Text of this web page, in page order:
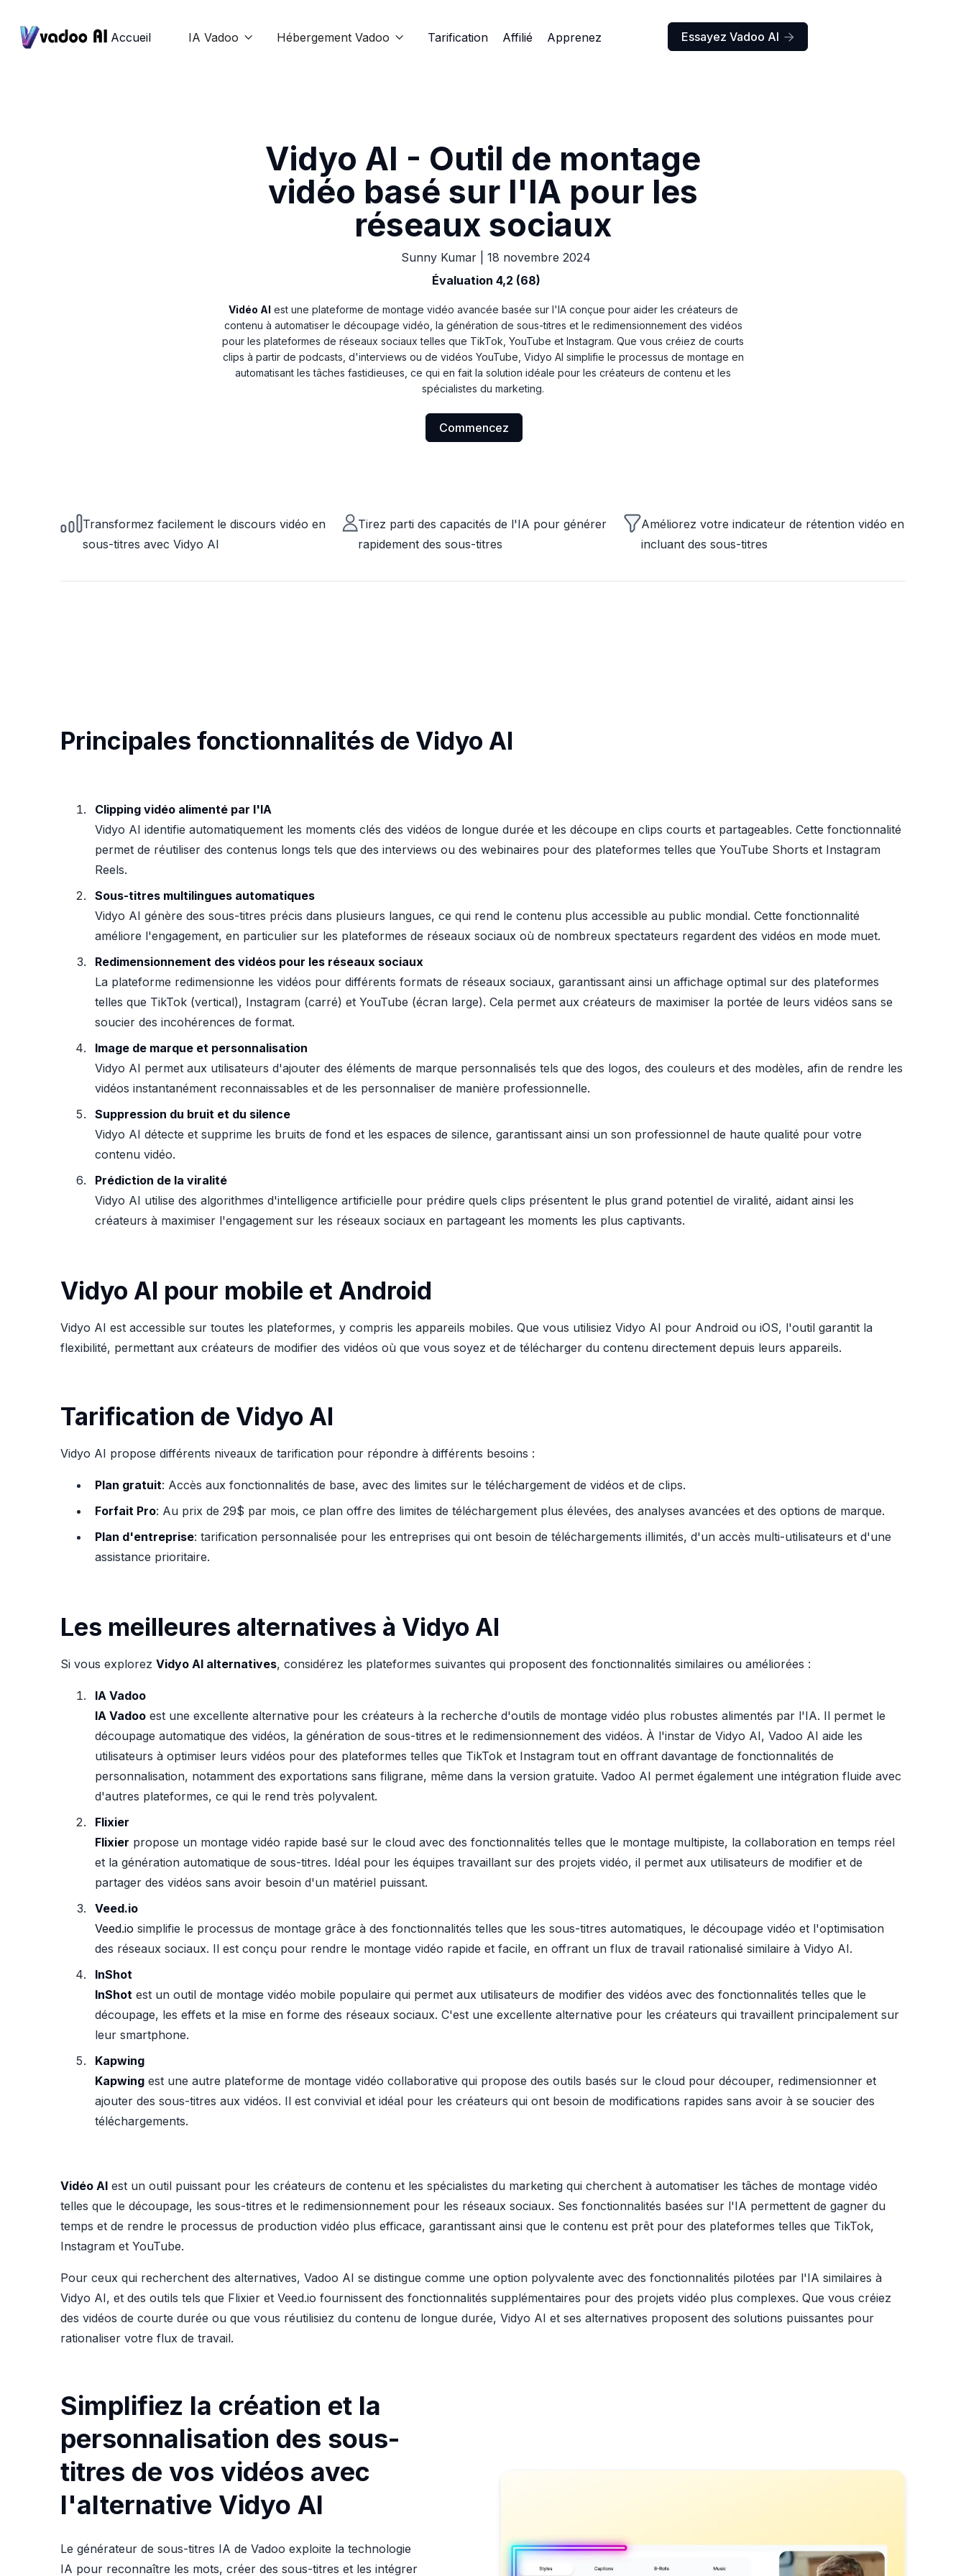
Accueil IA Vadoo  Hébergement Vadoo  Tarification Affilié Apprenez Essayez Vadoo AI 
Vidyo AI - Outil de montage
vidéo basé sur l'IA pour les
réseaux sociaux
Sunny Kumar
18 novembre 2024
Évaluation 4,2 (68)
Vidéo AI est une plateforme de montage vidéo avancée basée sur l'IA conçue pour aider les créateurs de
contenu à automatiser le découpage vidéo, la génération de sous-titres et le redimensionnement des vidéos
pour les plateformes de réseaux sociaux telles que TikTok, YouTube et Instagram. Que vous créiez de courts
clips à partir de podcasts, d'interviews ou de vidéos YouTube, Vidyo AI simplifie le processus de montage en
automatisant les tâches fastidieuses, ce qui en fait la solution idéale pour les créateurs de contenu et les
spécialistes du marketing.
Commencez
Transformez facilement le discours vidéo en
sous-titres avec Vidyo AI
Tirez parti des capacités de l'IA pour générer
rapidement des sous-titres
Améliorez votre indicateur de rétention vidéo en
incluant des sous-titres
Principales fonctionnalités de Vidyo AI
Clipping vidéo alimenté par l'IA
Vidyo AI identifie automatiquement les moments clés des vidéos de longue durée et les découpe en clips courts et partageables. Cette fonctionnalité
permet de réutiliser des contenus longs tels que des interviews ou des webinaires pour des plateformes telles que YouTube Shorts et Instagram
Reels.
Sous-titres multilingues automatiques
Vidyo AI génère des sous-titres précis dans plusieurs langues, ce qui rend le contenu plus accessible au public mondial. Cette fonctionnalité
améliore l'engagement, en particulier sur les plateformes de réseaux sociaux où de nombreux spectateurs regardent des vidéos en mode muet.
Redimensionnement des vidéos pour les réseaux sociaux
La plateforme redimensionne les vidéos pour différents formats de réseaux sociaux, garantissant ainsi un affichage optimal sur des plateformes
telles que TikTok (vertical), Instagram (carré) et YouTube (écran large). Cela permet aux créateurs de maximiser la portée de leurs vidéos sans se
soucier des incohérences de format.
Image de marque et personnalisation
Vidyo AI permet aux utilisateurs d'ajouter des éléments de marque personnalisés tels que des logos, des couleurs et des modèles, afin de rendre les
vidéos instantanément reconnaissables et de les personnaliser de manière professionnelle.
Suppression du bruit et du silence
Vidyo AI détecte et supprime les bruits de fond et les espaces de silence, garantissant ainsi un son professionnel de haute qualité pour votre
contenu vidéo.
Prédiction de la viralité
Vidyo AI utilise des algorithmes d'intelligence artificielle pour prédire quels clips présentent le plus grand potentiel de viralité, aidant ainsi les
créateurs à maximiser l'engagement sur les réseaux sociaux en partageant les moments les plus captivants.
Vidyo AI pour mobile et Android
Vidyo AI est accessible sur toutes les plateformes, y compris les appareils mobiles. Que vous utilisiez Vidyo AI pour Android ou iOS, l'outil garantit la
flexibilité, permettant aux créateurs de modifier des vidéos où que vous soyez et de télécharger du contenu directement depuis leurs appareils.
Tarification de Vidyo AI
Vidyo AI propose différents niveaux de tarification pour répondre à différents besoins :
Plan gratuit: Accès aux fonctionnalités de base, avec des limites sur le téléchargement de vidéos et de clips.
Forfait Pro: Au prix de 29$ par mois, ce plan offre des limites de téléchargement plus élevées, des analyses avancées et des options de marque.
Plan d'entreprise: tarification personnalisée pour les entreprises qui ont besoin de téléchargements illimités, d'un accès multi-utilisateurs et d'une
assistance prioritaire.
Les meilleures alternatives à Vidyo AI
Si vous explorez Vidyo AI alternatives, considérez les plateformes suivantes qui proposent des fonctionnalités similaires ou améliorées :
IA Vadoo
IA Vadoo est une excellente alternative pour les créateurs à la recherche d'outils de montage vidéo plus robustes alimentés par l'IA. Il permet le
découpage automatique des vidéos, la génération de sous-titres et le redimensionnement des vidéos. À l'instar de Vidyo AI, Vadoo AI aide les
utilisateurs à optimiser leurs vidéos pour des plateformes telles que TikTok et Instagram tout en offrant davantage de fonctionnalités de
personnalisation, notamment des exportations sans filigrane, même dans la version gratuite. Vadoo AI permet également une intégration fluide avec
d'autres plateformes, ce qui le rend très polyvalent.
Flixier
Flixier propose un montage vidéo rapide basé sur le cloud avec des fonctionnalités telles que le montage multipiste, la collaboration en temps réel
et la génération automatique de sous-titres. Idéal pour les équipes travaillant sur des projets vidéo, il permet aux utilisateurs de modifier et de
partager des vidéos sans avoir besoin d'un matériel puissant.
Veed.io
Veed.io simplifie le processus de montage grâce à des fonctionnalités telles que les sous-titres automatiques, le découpage vidéo et l'optimisation
des réseaux sociaux. Il est conçu pour rendre le montage vidéo rapide et facile, en offrant un flux de travail rationalisé similaire à Vidyo AI.
InShot
InShot est un outil de montage vidéo mobile populaire qui permet aux utilisateurs de modifier des vidéos avec des fonctionnalités telles que le
découpage, les effets et la mise en forme des réseaux sociaux. C'est une excellente alternative pour les créateurs qui travaillent principalement sur
leur smartphone.
Kapwing
Kapwing est une autre plateforme de montage vidéo collaborative qui propose des outils basés sur le cloud pour découper, redimensionner et
ajouter des sous-titres aux vidéos. Il est convivial et idéal pour les créateurs qui ont besoin de modifications rapides sans avoir à se soucier des
téléchargements.
Vidéo AI est un outil puissant pour les créateurs de contenu et les spécialistes du marketing qui cherchent à automatiser les tâches de montage vidéo
telles que le découpage, les sous-titres et le redimensionnement pour les réseaux sociaux. Ses fonctionnalités basées sur l'IA permettent de gagner du
temps et de rendre le processus de production vidéo plus efficace, garantissant ainsi que le contenu est prêt pour des plateformes telles que TikTok,
Instagram et YouTube.
Pour ceux qui recherchent des alternatives, Vadoo AI se distingue comme une option polyvalente avec des fonctionnalités pilotées par l'IA similaires à
Vidyo AI, et des outils tels que Flixier et Veed.io fournissent des fonctionnalités supplémentaires pour des projets vidéo plus complexes. Que vous créiez
des vidéos de courte durée ou que vous réutilisiez du contenu de longue durée, Vidyo AI et ses alternatives proposent des solutions puissantes pour
rationaliser votre flux de travail.
Simplifiez la création et la
personnalisation des sous-
titres de vos vidéos avec
l'alternative Vidyo AI
Le générateur de sous-titres IA de Vadoo exploite la technologie
IA pour reconnaître les mots, créer des sous-titres et les intégrer